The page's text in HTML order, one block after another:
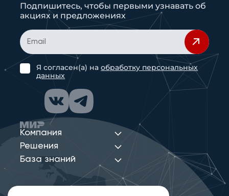
Компания
Решения
База знаний
Подпишитесь, чтобы первыми узнавать об
акциях и предложениях
Я согласен(а) наобработку персональных
данных